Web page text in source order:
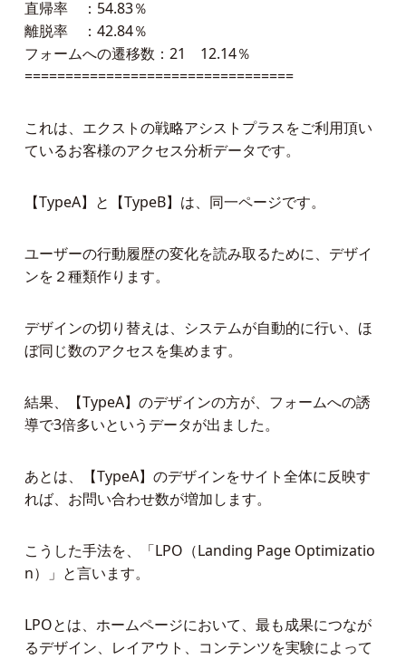
直帰率 ：54.83％
離脱率 ：42.84％
フォームへの遷移数：21 12.14％
=================================
これは、エクストの戦略アシストプラスをご利用頂い
ているお客様のアクセス分析データです。
【TypeA】と【TypeB】は、同一ページです。
ユーザーの行動履歴の変化を読み取るために、デザイ
ンを２種類作ります。
デザインの切り替えは、システムが自動的に行い、ほ
ぼ同じ数のアクセスを集めます。
結果、【TypeA】のデザインの方が、フォームへの誘
導で3倍多いというデータが出ました。
あとは、【TypeA】のデザインをサイト全体に反映す
れば、お問い合わせ数が増加します。
こうした手法を、「LPO（Landing Page Optimizatio
n）」と言います。
LPOとは、ホームページにおいて、最も成果につなが
るデザイン、レイアウト、コンテンツを実験によって